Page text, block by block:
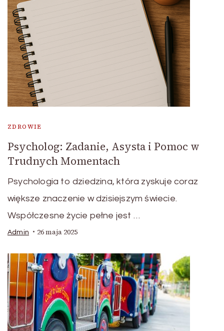
ZDROWIE
Psycholog: Zadanie, Asysta i Pomoc w
Trudnych Momentach
Psychologia to dziedzina, która zyskuje coraz
większe znaczenie w dzisiejszym świecie.
Współczesne życie pełne jest …
Admin 26 maja 2025